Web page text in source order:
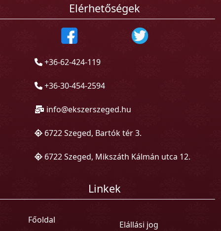
Elérhetőségek
+36-62-424-119
+36-30-454-2594
info@ekszerszeged.hu
6722 Szeged, Bartók tér 3.
6722 Szeged, Mikszáth Kálmán utca 12.
Linkek
Főoldal Elállási jog